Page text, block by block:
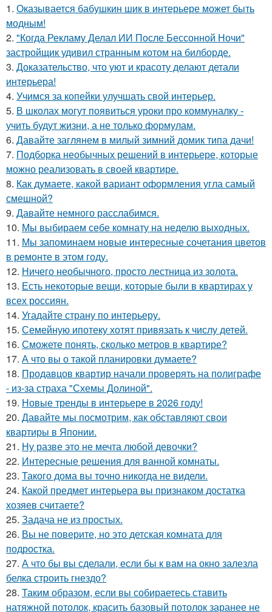
1. Оказывается бабушкин шик в интерьере может быть
модным!
2. "Когда Рекламу Делал ИИ После Бессонной Ночи"
застройщик удивил странным котом на билборде.
3. Доказательство, что уют и красоту делают детали
интерьера!
4. Учимся за копейки улучшать свой интерьер.
5. В школах могут появиться уроки про коммуналку -
учить будут жизни, а не только формулам.
6. Давайте заглянем в милый зимний домик типа дачи!
7. Подборка необычных решений в интерьере, которые
можно реализовать в своей квартире.
8. Как думаете, какой вариант оформления угла самый
смешной?
9. Давайте немного расслабимся.
10. Мы выбираем себе комнату на неделю выходных.
11. Мы запоминаем новые интересные сочетания цветов
в ремонте в этом году.
12. Ничего необычного, просто лестница из золота.
13. Есть некоторые вещи, которые были в квартирах у
всех россиян.
14. Угадайте страну по интерьеру.
15. Семейную ипотеку хотят привязать к числу детей.
16. Сможете понять, сколько метров в квартире?
17. А что вы о такой планировки думаете?
18. Продавцов квартир начали проверять на полиграфе
- из-за страха "Схемы Долиной".
19. Новые тренды в интерьере в 2026 году!
20. Давайте мы посмотрим, как обставляют свои
квартиры в Японии.
21. Ну разве это не мечта любой девочки?
22. Интересные решения для ванной комнаты.
23. Такого дома вы точно никогда не видели.
24. Какой предмет интерьера вы признаком достатка
хозяев считаете?
25. Задача не из простых.
26. Вы не поверите, но это детская комната для
подростка.
27. А что бы вы сделали, если бы к вам на окно залезла
белка строить гнездо?
28. Таким образом, если вы собираетесь ставить
натяжной потолок, красить базовый потолок заранее не